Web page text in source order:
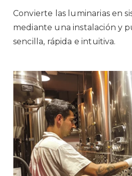
Convierte las luminarias en
mediante una instalación y
sencilla, rápida e intuitiva.